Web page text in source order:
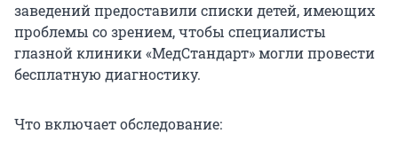
заведений предоставили списки детей, имеющих
проблемы со зрением, чтобы специалисты
глазной клиники «МедСтандарт» могли провести
бесплатную диагностику.
Что включает обследование: